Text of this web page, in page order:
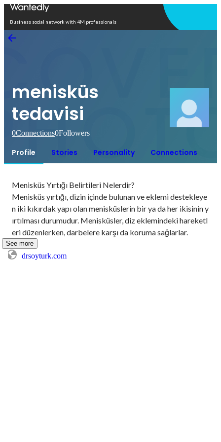
Business social network with 4M professionals
menisküs
tedavisi
0Connections0Followers
Profile Stories Personality Connections
Menisküs Yırtığı Belirtileri Nelerdir?
Menisküs yırtığı, dizin içinde bulunan ve eklemi destekleye
n iki kıkırdak yapı olan menisküslerin bir ya da her ikisinin y
ırtılması durumudur. Menisküsler, diz eklemindeki hareketl
eri düzenlerken, darbelere karşı da koruma sağlarlar.
See more
drsoyturk.com